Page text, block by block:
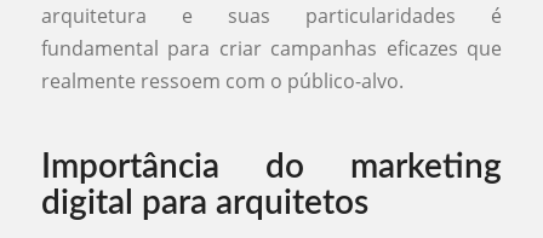
arquitetura e suas particularidades é
fundamental para criar campanhas eficazes que
realmente ressoem com o público-alvo.
Importância do marketing
digital para arquitetos